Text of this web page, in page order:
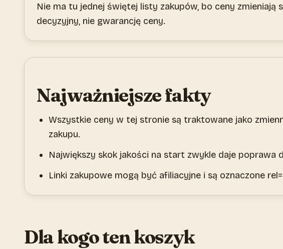
Nie ma tu jednej świętej listy zakupów, bo ceny zmieniają
decyzyjny, nie gwarancję ceny.
Najważniejsze fakty
Wszystkie ceny w tej stronie są traktowane jako
zakupu.
Największy skok jakości na start zwykle daje poprawa
Linki zakupowe mogą być afiliacyjne i są oznaczone
Dla kogo ten koszyk